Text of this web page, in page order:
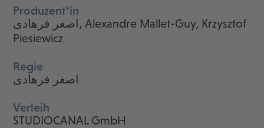
Produzent*in
اصغر فرهادی, Alexandre Mallet-Guy, Krzysztof
Piesiewicz
Regie
اصغر فرهادی
Verleih
STUDIOCANAL GmbH